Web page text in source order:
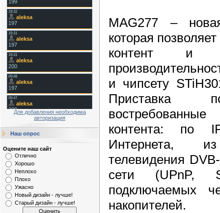
Для добавления необходима
авторизация
Наш опрос
Оцените наш сайт
Отлично
Хорошо
Неплохо
Плохо
Ужасно
Новый дизайн - лучше!
Старый дизайн - лучше!
MAG277 –
которая
контент и
и чипсету
Приставка
контента: по
Интернета,
телевидения
сети (UPnP,
подключаемых
накопителей.